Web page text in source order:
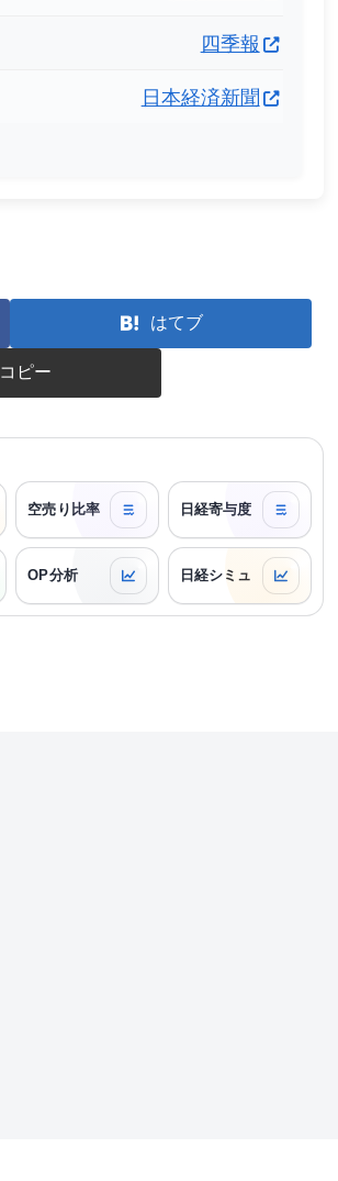
四季報
日本経済新聞
はてブ
コピー
空売り比率 日経寄与度
OP分析 日経シミュ